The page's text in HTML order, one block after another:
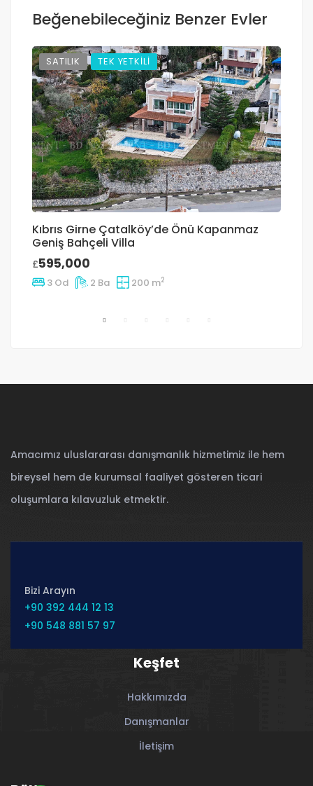
Beğenebileceğiniz Benzer Evler
SATILIK TEK YETKİLİ
Kıbrıs Girne Çatalköy’de Önü Kapanmaz
Geniş Bahçeli Villa
£595,000
3 Od 2 Ba 200 m2
Amacımız uluslararası danışmanlık hizmetimiz ile hem
bireysel hem de kurumsal faaliyet gösteren ticari
oluşumlara kılavuzluk etmektir.
Bizi Arayın
+90 392 444 12 13
+90 548 881 57 97
Keşfet
Hakkımızda
Danışmanlar
İletişim